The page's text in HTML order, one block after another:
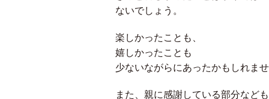
ないでしょう。
楽しかったことも、
嬉しかったことも
少ないながらにあったかもしれませ
また、親に感謝している部分なども